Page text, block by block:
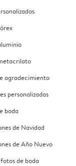
agradecimiento
personalizadas
boda
de Navidad
de Año Nuevo
de boda